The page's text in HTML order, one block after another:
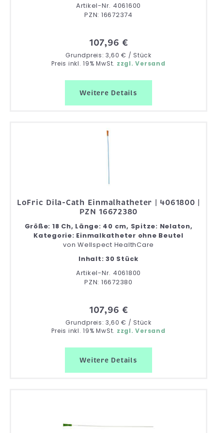
Artikel-Nr. 4061600
PZN: 16672374
107,96 €
Grundpreis: 3,60 € / Stück
Preis inkl. 19% MwSt. zzgl. Versand
Weitere Details
LoFric Dila-Cath Einmalkatheter | 4061800 |
PZN 16672380
Größe: 18 Ch, Länge: 40 cm, Spitze: Nelaton,
Kategorie: Einmalkatheter ohne Beutel
von Wellspect HealthCare
Inhalt: 30 Stück
Artikel-Nr. 4061800
PZN: 16672380
107,96 €
Grundpreis: 3,60 € / Stück
Preis inkl. 19% MwSt. zzgl. Versand
Weitere Details